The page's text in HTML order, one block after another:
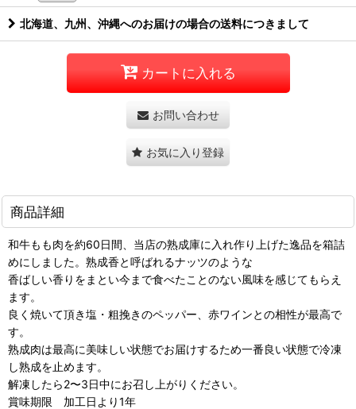
北海道、九州、沖縄へのお届けの場合の送料につきまして
カートに入れる
お問い合わせ
お気に入り登録
商品詳細
和牛もも肉を約60日間、当店の熟成庫に入れ作り上げた逸品を箱詰
めにしました。熟成香と呼ばれるナッツのような
香ばしい香りをまとい今まで食べたことのない風味を感じてもらえ
ます。
良く焼いて頂き塩・粗挽きのペッパー、赤ワインとの相性が最高で
す。
熟成肉は最高に美味しい状態でお届けするため一番良い状態で冷凍
し熟成を止めます。
解凍したら2〜3日中にお召し上がりください。
賞味期限 加工日より1年